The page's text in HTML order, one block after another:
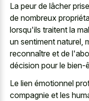
La peur de lâcher
de nombreux
lorsqu'ils traitent la
un sentiment naturel,
reconnaître et de
décision pour le bien-
Le lien émotionnel
compagnie et les